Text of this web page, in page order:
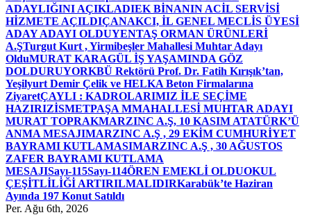
ADAYLIĞINI AÇIKLADIEK BİNANIN ACİL SERVİSİ
HİZMETE AÇILDIÇANAKCI, İL GENEL MECLİS ÜYESİ
ADAY ADAYI OLDUYENTAŞ ORMAN ÜRÜNLERİ
A.ŞTurgut Kurt , Yirmibeşler Mahallesi Muhtar Adayı
OlduMURAT KARAGÜL İŞ YAŞAMINDA GÖZ
DOLDURUYORKBÜ Rektörü Prof. Dr. Fatih Kırışık’tan,
Yeşilyurt Demir Çelik ve HELKA Beton Firmalarına
ZiyaretÇAYLI : KADROLARIMIZ İLE SEÇİME
HAZIRIZİSMETPAŞA MMAHALLESİ MUHTAR ADAYI
MURAT TOPRAKMARZINC A.Ş, 10 KASIM ATATÜRK’Ü
ANMA MESAJIMARZINC A.Ş , 29 EKİM CUMHURİYET
BAYRAMI KUTLAMASIMARZINC A.Ş , 30 AĞUSTOS
ZAFER BAYRAMI KUTLAMA
MESAJISayı-115Sayı-114ÖREN EMEKLİ OLDUOKUL
ÇEŞİTLİLİĞİ ARTIRILMALIDIRKarabük’te Haziran
Ayında 197 Konut Satıldı
Per. Ağu 6th, 2026